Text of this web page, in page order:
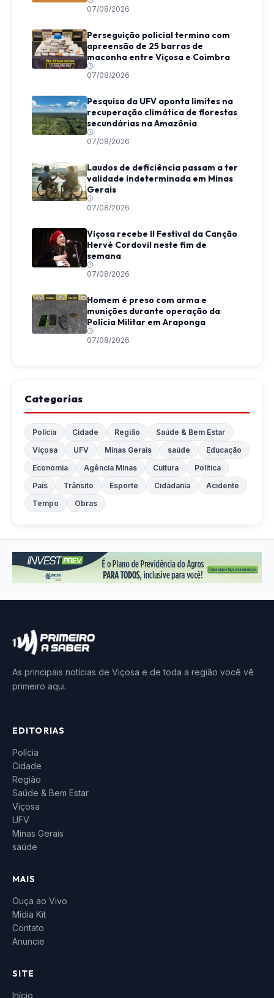
07/08/2026
Perseguição policial termina com
apreensão de 25 barras de
maconha entre Viçosa e Coimbra
07/08/2026
Pesquisa da UFV aponta limites na
recuperação climática de florestas
secundárias na Amazônia
07/08/2026
Laudos de deficiência passam a ter
validade indeterminada em Minas
Gerais
07/08/2026
Viçosa recebe II Festival da Canção
Hervé Cordovil neste fim de
semana
07/08/2026
Homem é preso com arma e
munições durante operação da
Polícia Militar em Araponga
07/08/2026
Categorias
Polícia Cidade Região
Saúde & Bem Estar
Viçosa
UFV Minas Gerais saúde
Educação
Economia
Agência Minas Cultura
Política
País
Trânsito Esporte Cidadania
Acidente
Tempo
Obras
As principais notícias de Viçosa e de toda a região você vê
primeiro aqui.
EDITORIAS
Polícia
Cidade
Região
Saúde & Bem Estar
Viçosa
UFV
Minas Gerais
saúde
MAIS
Ouça ao Vivo
Mídia Kit
Contato
Anuncie
SITE
Início